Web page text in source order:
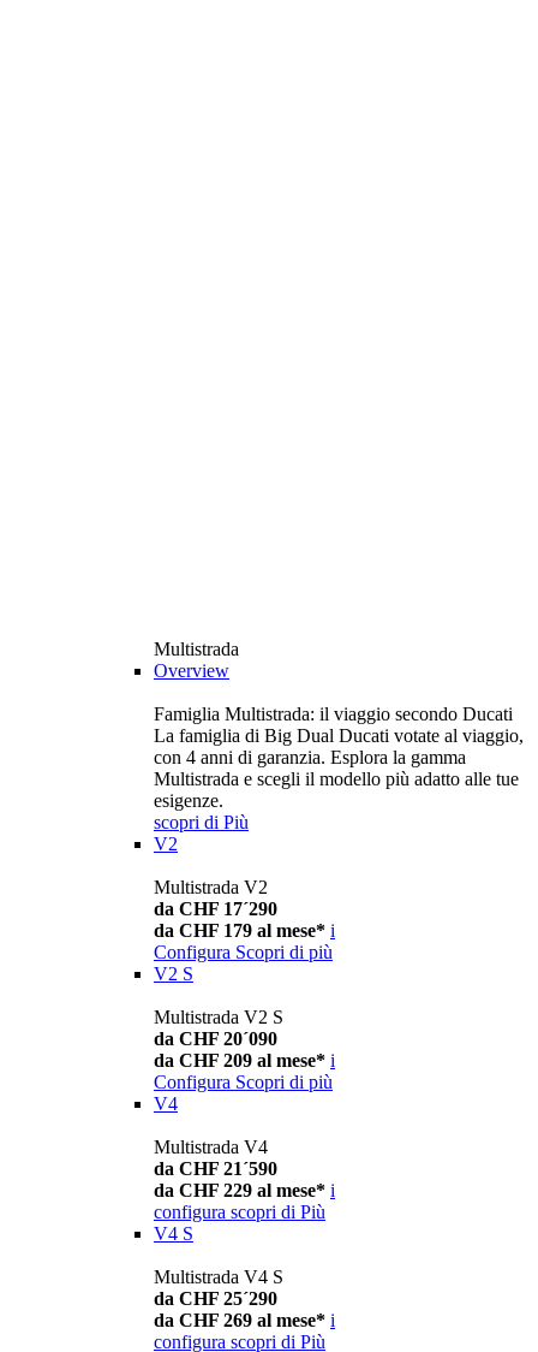
Multistrada
Overview
Famiglia Multistrada: il viaggio secondo Ducati
La famiglia di Big Dual Ducati votate al viaggio,
con 4 anni di garanzia. Esplora la gamma
Multistrada e scegli il modello più adatto alle tue
esigenze.
scopri di Più
V2
Multistrada V2
da CHF 17´290
da CHF 179 al mese* i
Configura Scopri di più
V2 S
Multistrada V2 S
da CHF 20´090
da CHF 209 al mese* i
Configura Scopri di più
V4
Multistrada V4
da CHF 21´590
da CHF 229 al mese* i
configura scopri di Più
V4 S
Multistrada V4 S
da CHF 25´290
da CHF 269 al mese* i
configura scopri di Più